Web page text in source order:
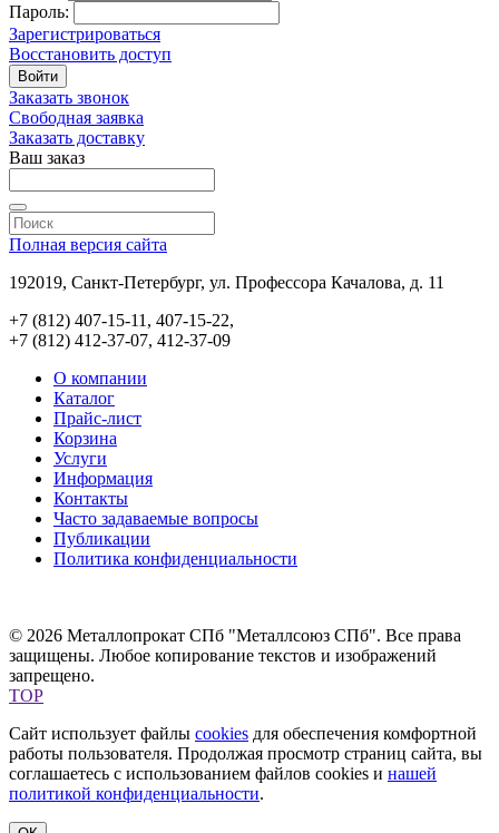
Пароль:
Зарегистрироваться
Восстановить доступ
Войти
Заказать звонок
Свободная заявка
Заказать доставку
Ваш заказ
Полная версия сайта
192019, Санкт-Петербург, ул. Профессора Качалова, д. 11
+7 (812) 407-15-11, 407-15-22,
+7 (812) 412-37-07, 412-37-09
О компании
Каталог
Прайс-лист
Корзина
Услуги
Информация
Контакты
Часто задаваемые вопросы
Публикации
Политика конфиденциальности
© 2026 Металлопрокат СПб "Металлсоюз СПб". Все права
защищены. Любое копирование текстов и изображений
запрещено.
TOP
Сайт использует файлы cookies для обеспечения комфортной
работы пользователя. Продолжая просмотр страниц сайта, вы
соглашаетесь с использованием файлов cookies и нашей
политикой конфиденциальности.